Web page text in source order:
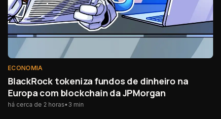
ECONOMIA
BlackRock tokeniza fundos de dinheiro na
Europa com blockchain da JPMorgan
há cerca de 2 horas• 3 min